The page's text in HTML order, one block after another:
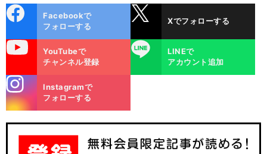
ok
Facebookで
フォローする
Xでフォローする
YouTubeで
チャンネル登録
LINE
LINEで
アカウント追加
m
Instagramで
フォローする